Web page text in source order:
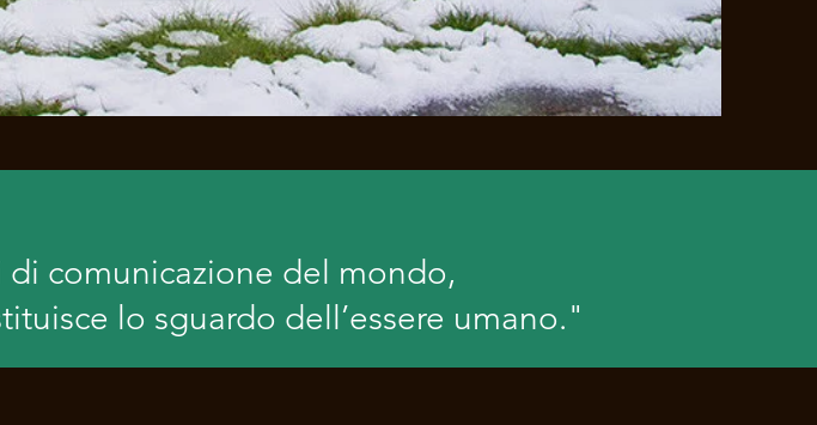
di comunicazione del mondo,
lo sguardo dell’essere umano."